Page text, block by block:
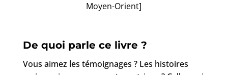
Moyen-Orient]
De quoi parle ce livre ?
Vous aimez les témoignages ? Les histoires